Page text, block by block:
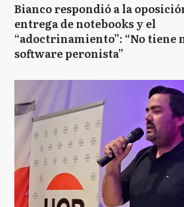
Bianco respondió a la
entrega de notebooks y el
“adoctrinamiento”: “No tiene
software peronista”